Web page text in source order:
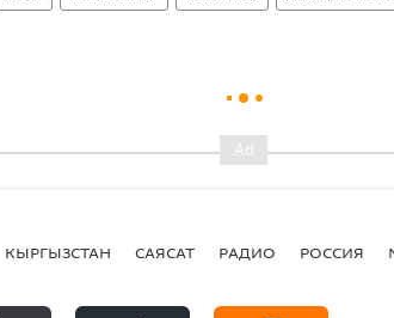
КЫРГЫЗСТАН САЯСАТ РАДИО РОССИЯ